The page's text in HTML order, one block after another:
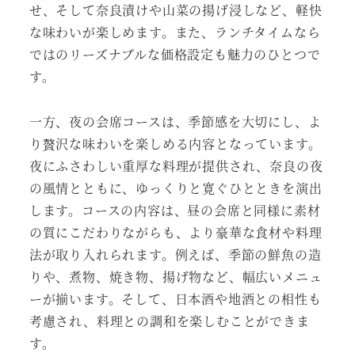
せ、そして奈良漬けや山菜の揚げ浸しなど、軽快
な味わいが楽しめます。また、ランチタイムなら
ではのリーズナブルな価格設定も魅力のひとつで
す。
一方、夜の会席コースは、季節感を大切にし、よ
り贅沢な味わいを楽しめる内容となっています。
夜にふさわしい重厚な料理が提供され、奈良の夜
の風情とともに、ゆっくりと寛ぐひとときを演出
します。コースの内容は、昼の会席と同様に素材
の質にこだわりながらも、より豪華な食材や料理
法が取り入れられます。例えば、季節の鮮魚の造
りや、煮物、焼き物、揚げ物など、幅広いメニュ
ーが揃います。そして、日本酒や地酒との相性も
考慮され、料理との調和を楽しむことができま
す。